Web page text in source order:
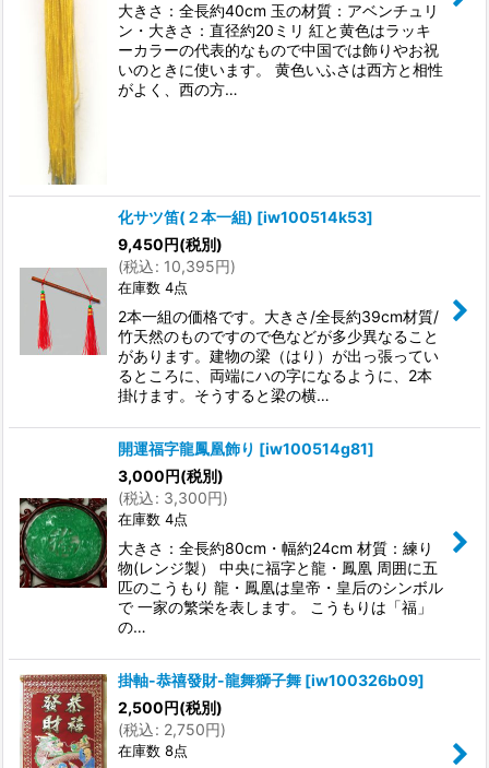
大きさ：全長約40cm 玉の材質：アベンチュリ
ン・大きさ：直径約20ミリ 紅と黄色はラッキ
ーカラーの代表的なもので中国では飾りやお祝
いのときに使います。 黄色いふさは西方と相性
がよく、西の方…
化サツ笛(２本一組) [iw100514k53]
9,450円(税別)
(税込: 10,395円)
在庫数 4点
2本一組の価格です。大きさ/全長約39cm材質/
竹天然のものですので色などが多少異なること
があります。建物の梁（はり）が出っ張ってい
るところに、両端にハの字になるように、2本
掛けます。そうすると梁の横…
開運福字龍鳳凰飾り [iw100514g81]
3,000円(税別)
(税込: 3,300円)
在庫数 4点
大きさ：全長約80cm・幅約24cm 材質：練り
物(レンジ製） 中央に福字と龍・鳳凰 周囲に五
匹のこうもり 龍・鳳凰は皇帝・皇后のシンボル
で 一家の繁栄を表します。 こうもりは「福」
の…
掛軸-恭禧發財-龍舞獅子舞 [iw100326b09]
2,500円(税別)
(税込: 2,750円)
在庫数 8点